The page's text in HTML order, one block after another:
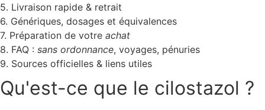
5. Livraison rapide & retrait
6. Génériques, dosages et équivalences
7. Préparation de votre achat
8. FAQ : sans ordonnance, voyages, pénuries
9. Sources officielles & liens utiles
Qu'est-ce que le cilostazol ?